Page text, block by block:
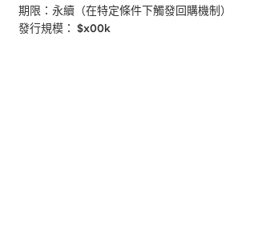
期限：永續（在特定條件下觸發回購機制）
發行規模： $x00k